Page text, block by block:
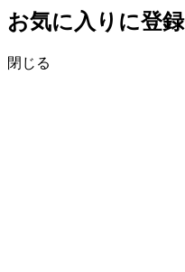
お気に入りに登録
閉じる